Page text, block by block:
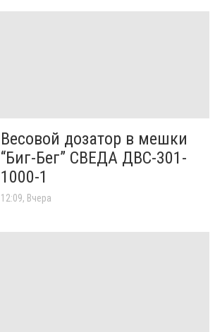
Весовой дозатор в мешки
“Биг-Бег” СВЕДА ДВС-301-
1000-1
12:09, Вчера